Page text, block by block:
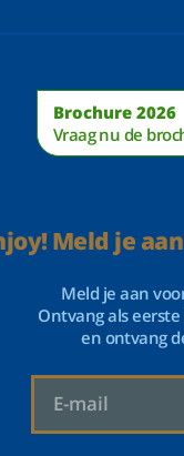
Brochure 2026
Vraag nu de
Meld je
Meld je aan
Ontvang als
en ontvang